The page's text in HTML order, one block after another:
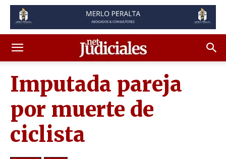
Imputada pareja
por muerte de
ciclista